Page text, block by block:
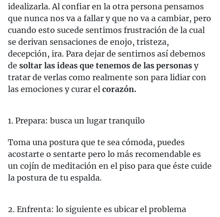
idealizarla. Al confiar en la otra persona pensamos
que nunca nos va a fallar y que no va a cambiar, pero
cuando esto sucede sentimos frustración de la cual
se derivan sensaciones de enojo, tristeza,
decepción, ira. Para dejar de sentirnos así debemos
de soltar las ideas que tenemos de las personas y
tratar de verlas como realmente son para lidiar con
las emociones y curar el corazón.
1. Prepara: busca un lugar tranquilo
Toma una postura que te sea cómoda, puedes
acostarte o sentarte pero lo más recomendable es
un cojín de meditación en el piso para que éste cuide
la postura de tu espalda.
2. Enfrenta: lo siguiente es ubicar el problema